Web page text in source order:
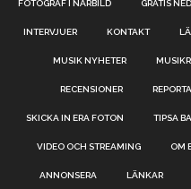
FOTOGRAF I NÄRBILD GRATIS
INTERVJUER KONTAKT
MUSIK NYHETER
RECENSIONER
SKICKA IN ERA FOTON TIPSA
VIDEO OCH STREAMING OM
ANNONSERA LÄNKAR